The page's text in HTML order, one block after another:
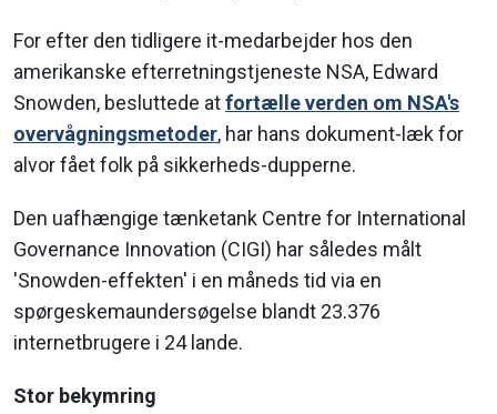
For efter den tidligere it-medarbejder hos den
amerikanske efterretningstjeneste NSA, Edward
Snowden, besluttede atfortælle verden om NSA's
overvågningsmetoder, har hans dokument-læk for
alvor fået folk på sikkerheds-dupperne.
Den uafhængige tænketank Centre for International
Governance Innovation (CIGI) har således målt
'Snowden-effekten' i en måneds tid via en
spørgeskemaundersøgelse blandt 23.376
internetbrugere i 24 lande.
Stor bekymring